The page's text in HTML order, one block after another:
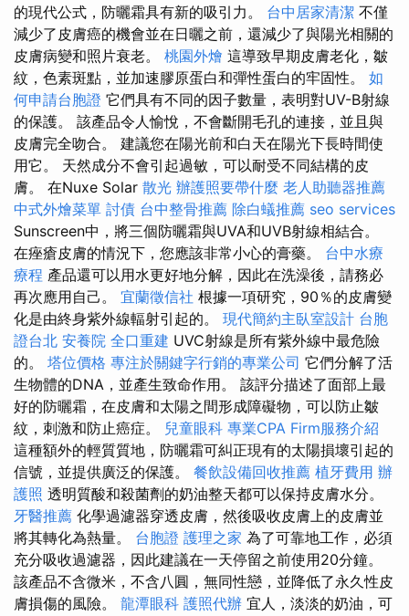
的現代公式，防曬霜具有新的吸引力。 台中居家清潔 不僅
減少了皮膚癌的機會並在日曬之前，還減少了與陽光相關的
皮膚病變和照片衰老。 桃園外燴 這導致早期皮膚老化，皺
紋，色素斑點，並加速膠原蛋白和彈性蛋白的牢固性。 如
何申請台胞證 它們具有不同的因子數量，表明對UV-B射線
的保護。 該產品令人愉悅，不會斷開毛孔的連接，並且與
皮膚完全吻合。 建議您在陽光前和白天在陽光下長時間使
用它。 天然成分不會引起過敏，可以耐受不同結構的皮
膚。 在Nuxe Solar 散光 辦護照要帶什麼 老人助聽器推薦
中式外燴菜單 討債 台中整骨推薦 除白蟻推薦 seo services
Sunscreen中，將三個防曬霜與UVA和UVB射線相結合。
在痤瘡皮膚的情況下，您應該非常小心的膏藥。 台中水療
療程 產品還可以用水更好地分解，因此在洗澡後，請務必
再次應用自己。 宜蘭徵信社 根據一項研究，90％的皮膚變
化是由終身紫外線輻射引起的。 現代簡約主臥室設計 台胞
證台北 安養院 全口重建 UVC射線是所有紫外線中最危險
的。 塔位價格 專注於關鍵字行銷的專業公司 它們分解了活
生物體的DNA，並產生致命作用。 該評分描述了面部上最
好的防曬霜，在皮膚和太陽之間形成障礙物，可以防止皺
紋，刺激和防止癌症。 兒童眼科 專業CPA Firm服務介紹
這種額外的輕質質地，防曬霜可糾正現有的太陽損壞引起的
信號，並提供廣泛的保護。 餐飲設備回收推薦 植牙費用 辦
護照 透明質酸和殺菌劑的奶油整天都可以保持皮膚水分。
牙醫推薦 化學過濾器穿透皮膚，然後吸收皮膚上的皮膚並
將其轉化為熱量。 台胞證 護理之家 為了可靠地工作，必須
充分吸收過濾器，因此建議在一天停留之前使用20分鐘。
該產品不含微米，不含八圓，無同性戀，並降低了永久性皮
膚損傷的風險。 龍潭眼科 護照代辦 宜人，淡淡的奶油，可